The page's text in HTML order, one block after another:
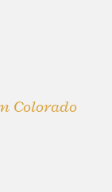
Colorado